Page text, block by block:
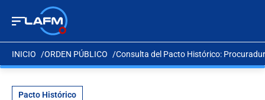
INICIO ORDEN PÚBLICO Consulta del Pacto Histórico:
Pacto Histórico